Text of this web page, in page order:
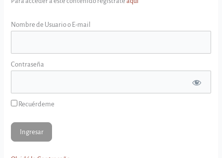
Nombre de Usuario o E-mail
Contraseña
Recuérdeme